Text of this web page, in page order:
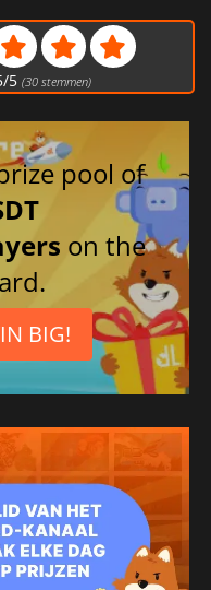
/5 (30stemmen)
pool of
on the
BIG!